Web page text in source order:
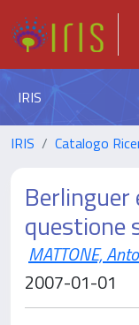
IRIS
IRIS Catalogo
Berlinguer
questione
MATTONE,
2007-01-01